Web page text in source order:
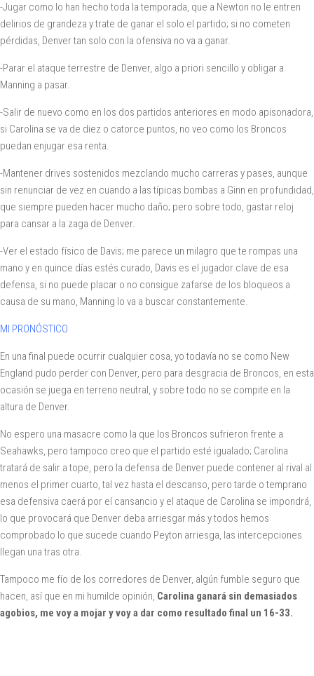
-Jugar como lo han hecho toda la temporada, que a Newton no le entren
delirios de grandeza y trate de ganar el solo el partido; si no cometen
pérdidas, Denver tan solo con la ofensiva no va a ganar.
-Parar el ataque terrestre de Denver, algo a priori sencillo y obligar a
Manning a pasar.
-Salir de nuevo como en los dos partidos anteriores en modo apisonadora,
si Carolina se va de diez o catorce puntos, no veo como los Broncos
puedan enjugar esa renta.
-Mantener drives sostenidos mezclando mucho carreras y pases, aunque
sin renunciar de vez en cuando a las típicas bombas a Ginn en profundidad,
que siempre pueden hacer mucho daño; pero sobre todo, gastar reloj
para cansar a la zaga de Denver.
-Ver el estado físico de Davis; me parece un milagro que te rompas una
mano y en quince días estés curado, Davis es el jugador clave de esa
defensa, si no puede placar o no consigue zafarse de los bloqueos a
causa de su mano, Manning lo va a buscar constantemente.
MI PRONÓSTICO
En una final puede ocurrir cualquier cosa, yo todavía no se como New
England pudo perder con Denver, pero para desgracia de Broncos, en esta
ocasión se juega en terreno neutral, y sobre todo no se compite en la
altura de Denver.
No espero una masacre como la que los Broncos sufrieron frente a
Seahawks, pero tampoco creo que el partido esté igualado; Carolina
tratará de salir a tope, pero la defensa de Denver puede contener al rival al
menos el primer cuarto, tal vez hasta el descanso, pero tarde o temprano
esa defensiva caerá por el cansancio y el ataque de Carolina se impondrá,
lo que provocará que Denver deba arriesgar más y todos hemos
comprobado lo que sucede cuando Peyton arriesga, las intercepciones
llegan una tras otra.
Tampoco me fío de los corredores de Denver, algún fumble seguro que
hacen, así que en mi humilde opinión, Carolina ganará sin demasiados
agobios, me voy a mojar y voy a dar como resultado final un 16-33.